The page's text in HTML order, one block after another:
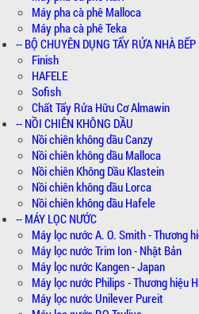
Máy pha cà phê Malloca
Máy pha cà phê Teka
-- BỘ CHUYÊN DỤNG TẨY RỬA NHÀ BẾP
Finish
HAFELE
Sofish
Chất Tẩy Rửa Hữu Cơ Almawin
-- NỒI CHIÊN KHÔNG DẦU
Nồi chiên không dầu Canzy
Nồi chiên không dầu Malloca
Nồi chiên Không Dầu Klastein
Nồi chiên không dầu Lorca
Nồi chiên không dầu Hafele
-- MÁY LỌC NƯỚC
Máy lọc nước A. O. Smith - Thương
Máy lọc nước Trim Ion - Nhật Bản
Máy lọc nước Kangen - Japan
Máy lọc nước Philips - Thương hiệu
Máy lọc nước Unilever Pureit